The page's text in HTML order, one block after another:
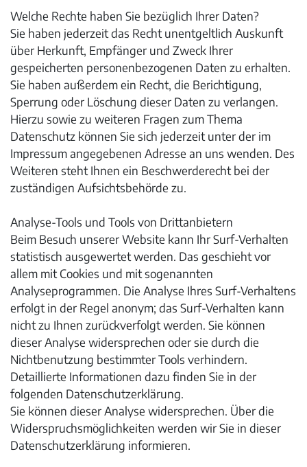
Welche Rechte haben Sie bezüglich Ihrer Daten?
Sie haben jederzeit das Recht unentgeltlich Auskunft
über Herkunft, Empfänger und Zweck Ihrer
gespeicherten personenbezogenen Daten zu erhalten.
Sie haben außerdem ein Recht, die Berichtigung,
Sperrung oder Löschung dieser Daten zu verlangen.
Hierzu sowie zu weiteren Fragen zum Thema
Datenschutz können Sie sich jederzeit unter der im
Impressum angegebenen Adresse an uns wenden. Des
Weiteren steht Ihnen ein Beschwerderecht bei der
zuständigen Aufsichtsbehörde zu.
Analyse-Tools und Tools von Drittanbietern
Beim Besuch unserer Website kann Ihr Surf-Verhalten
statistisch ausgewertet werden. Das geschieht vor
allem mit Cookies und mit sogenannten
Analyseprogrammen. Die Analyse Ihres Surf-Verhaltens
erfolgt in der Regel anonym; das Surf-Verhalten kann
nicht zu Ihnen zurückverfolgt werden. Sie können
dieser Analyse widersprechen oder sie durch die
Nichtbenutzung bestimmter Tools verhindern.
Detaillierte Informationen dazu finden Sie in der
folgenden Datenschutzerklärung.
Sie können dieser Analyse widersprechen. Über die
Widerspruchsmöglichkeiten werden wir Sie in dieser
Datenschutzerklärung informieren.